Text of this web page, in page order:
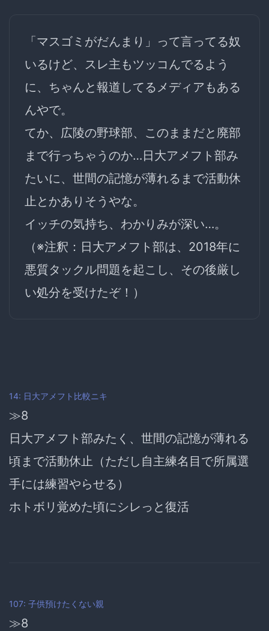
「マスゴミがだんまり」って言ってる奴
いるけど、スレ主もツッコんでるよう
に、ちゃんと報道してるメディアもある
んやで。
てか、広陵の野球部、このままだと廃部
まで行っちゃうのか…日大アメフト部み
たいに、世間の記憶が薄れるまで活動休
止とかありそうやな。
イッチの気持ち、わかりみが深い…。
（※注釈：日大アメフト部は、2018年に
悪質タックル問題を起こし、その後厳し
い処分を受けたぞ！）
14: 日大アメフト比較ニキ
≫8
日大アメフト部みたく、世間の記憶が薄れる
頃まで活動休止（ただし自主練名目で所属選
手には練習やらせる）
ホトボリ覚めた頃にシレっと復活
107: 子供預けたくない親
≫8